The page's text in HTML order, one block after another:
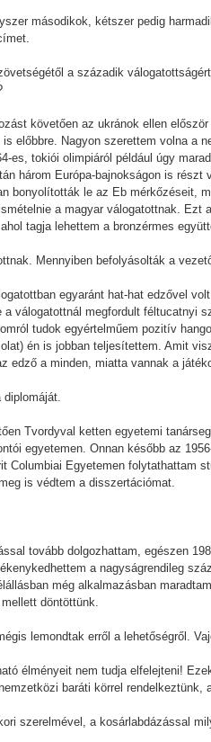
másodikok, kétszer pedig
a századik
követően az ukránok ellen
előbbre. Nagyon szerettem volna a
es, tokiói olimpiáról például úgy
három Európa-bajnokságon is
bonyolították le az Eb
a magyar válogatottnak. Ezt
tagja lehettem a bronzérmes
Mennyiben befolyásolták a
egyaránt hat-hat edzővel
válogatottnál megfordult féltucatnyi
tudok egyértelműem pozitív
én is jobban teljesítettem. Amit
edző a minden, miatta vannak a
diplomáját.
Tvordyval ketten egyetemi
egyetemen. Onnan később az
Columbiai Egyetemen folytathattam
is védtem a disszertációmat.
tovább dolgozhattam, egészen
a nagyságrendileg
még alkalmazásban
döntöttünk.
lemondtak erről a lehetőségről.
élményeit nem tudja elfelejteni!
baráti körrel rendelkeztünk,
szerelmével, a kosárlabdázással